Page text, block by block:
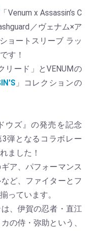
「Venum x Assassin’s C
／ヴェナム×ア
ョートスリーブ ラッ
す！
リード」とVENUMの
」コレクションの
ウズ』の発売を記念
弾となるコラボレー
ました！
ア、パフォーマンス
ど、ファイターとフ
っています。
、伊賀の忍者・直江
の侍・弥助という、